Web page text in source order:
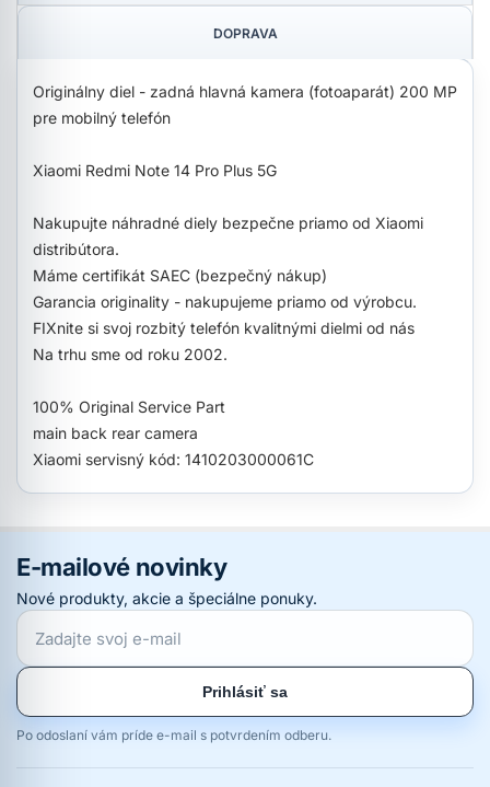
DOPRAVA
Originálny diel - zadná hlavná kamera (fotoaparát) 200 MP
pre mobilný telefón
Xiaomi Redmi Note 14 Pro Plus 5G
Nakupujte náhradné diely bezpečne priamo od Xiaomi
distribútora.
Máme certifikát SAEC (bezpečný nákup)
Garancia originality - nakupujeme priamo od výrobcu.
FIXnite si svoj rozbitý telefón kvalitnými dielmi od nás
Na trhu sme od roku 2002.
100% Original Service Part
main back rear camera
Xiaomi servisný kód: 1410203000061C
E-mailové novinky
Nové produkty, akcie a špeciálne ponuky.
Prihlásiť sa
Po odoslaní vám príde e-mail s potvrdením odberu.